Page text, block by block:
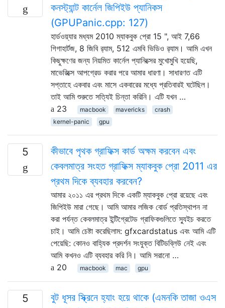
কনস্ট্যান্ট কার্নেল জিপিইউ প্যানিকস
(GPUPanic.cpp: 127)
হার্ডওয়্যার মধ্যম 2010 ম্যাকবুক প্রো 15 ", আই 7,66
গিগাহার্টজ, 8 জিবি র‌্যাম, 512 এমবি ভিডিও র‌্যাম। আমি এখন
কিছুক্ষণের জন্য নিয়মিত কার্নেল প্যানিক্সের মুখোমুখি হয়েছি,
মাভেরিক্সে আপগ্রেড করার পরে আমার ধারণা। সাধারণত এটি
সপ্তাহে একবার এবং মাসে একবারের মধ্যে প্রতিবারই ঘটেছিল।
তাই আমি শুরুতে সত্যিই চিন্তা করিনি। এটি যখন …
23
macbook mavericks
crash
kernel-panic
gpu
5
কীভাবে পৃথক গ্রাফিক্স কার্ড অক্ষম করবেন এবং
কেবলমাত্র সংহত গ্রাফিক্স ম্যাকবুক প্রো 2011 এর
প্রথম দিকে ব্যবহার করবেন?
আমার ২০১১ এর প্রথম দিকে একটি ম্যাকবুক প্রো রয়েছে এবং
জিপিইউ মারা গেছে। আমি আমার লজিক বোর্ড প্রতিস্থাপন না
করা পর্যন্ত কেবলমাত্র ইন্টিগ্রেটেড গ্রাফিকগুলিতে স্যুইচ করতে
চাই। আমি চেষ্টা করেছিলাম: gfxcardstatus এবং আমি এটি
পেয়েছি: কোনও বাহ্যিক প্রদর্শন সংযুক্ত বিটিডব্লিউ নেই এবং
আমি কখনও এটি ব্যবহার করি নি। আমি সরানো …
20
macbook mac gpu
5
বুট ধূসর স্ক্রিনে হ্যাং হয়ে থাকে (এমনকি তাজা ওএস